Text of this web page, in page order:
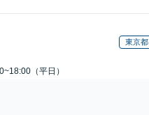
東京都
（平日）